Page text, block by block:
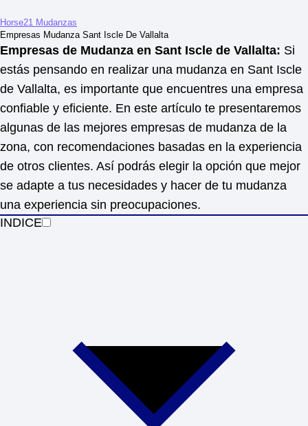
Horse21 Mudanzas
Empresas Mudanza Sant Iscle De Vallalta
Empresas de Mudanza en Sant Iscle de Vallalta: Si
estás pensando en realizar una mudanza en Sant Iscle
de Vallalta, es importante que encuentres una empresa
confiable y eficiente. En este artículo te presentaremos
algunas de las mejores empresas de mudanza de la
zona, con recomendaciones basadas en la experiencia
de otros clientes. Así podrás elegir la opción que mejor
se adapte a tus necesidades y hacer de tu mudanza
una experiencia sin preocupaciones.
INDICE